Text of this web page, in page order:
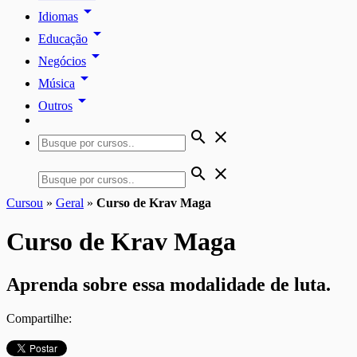
Idiomas arrow_drop_down
Educação arrow_drop_down
Negócios arrow_drop_down
Música arrow_drop_down
Outros arrow_drop_down
search close
search close
Cursou » Geral » Curso de Krav Maga
Curso de Krav Maga
Aprenda sobre essa modalidade de luta.
Compartilhe: